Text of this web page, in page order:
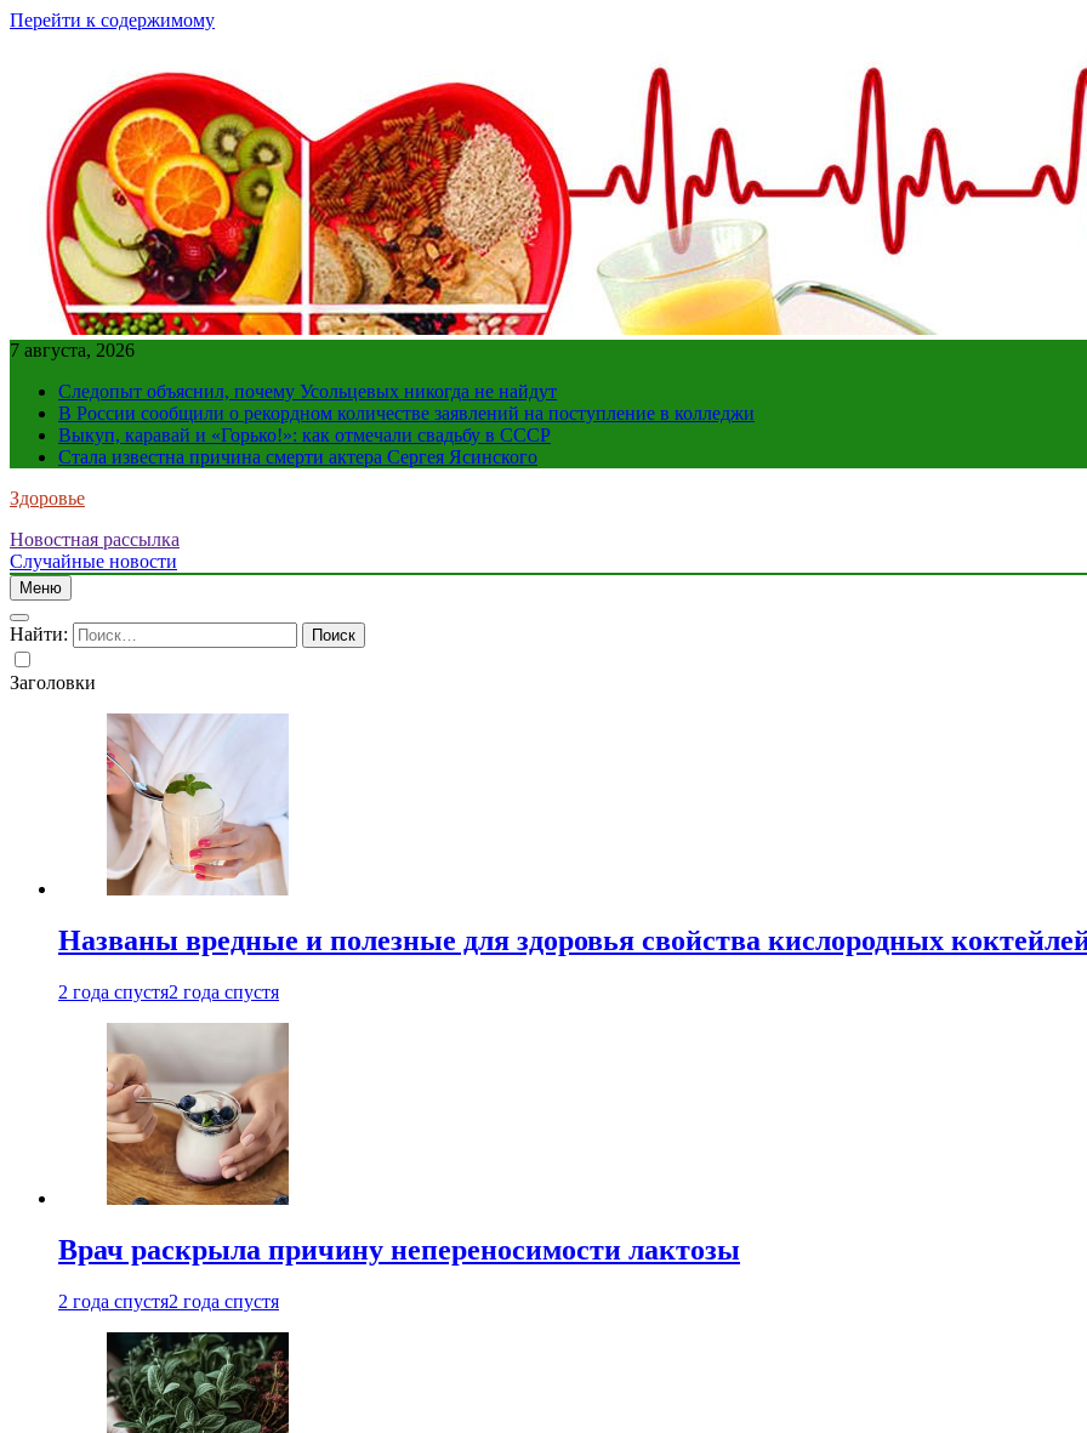
Перейти к содержимому
7 августа, 2026
Следопыт объяснил, почему Усольцевых никогда не найдут
В России сообщили о рекордном количестве заявлений на поступление в колледжи
Выкуп, каравай и «Горько!»: как отмечали свадьбу в СССР
Стала известна причина смерти актера Сергея Ясинского
Здоровье
Новостная рассылка
Случайные новости
Меню
Найти:
Заголовки
Названы вредные и полезные для здоровья свойства кислородных
2 года спустя2 года спустя
Врач раскрыла причину непереносимости лактозы
2 года спустя2 года спустя